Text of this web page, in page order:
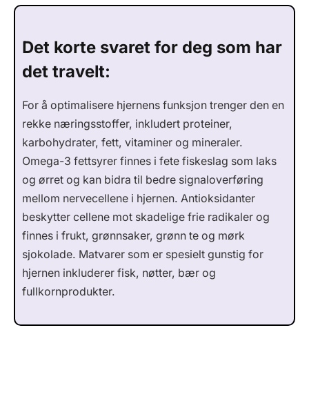
Det korte svaret for deg som har
det travelt:
For å optimalisere hjernens funksjon trenger den en
rekke næringsstoffer, inkludert proteiner,
karbohydrater, fett, vitaminer og mineraler.
Omega-3 fettsyrer finnes i fete fiskeslag som laks
og ørret og kan bidra til bedre signaloverføring
mellom nervecellene i hjernen. Antioksidanter
beskytter cellene mot skadelige frie radikaler og
finnes i frukt, grønnsaker, grønn te og mørk
sjokolade. Matvarer som er spesielt gunstig for
hjernen inkluderer fisk, nøtter, bær og
fullkornprodukter.